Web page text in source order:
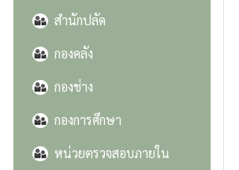
สำนักปลัด
กองคลัง
กองช่าง
กองการศึกษา
หน่วยตรวจสอบภายใน